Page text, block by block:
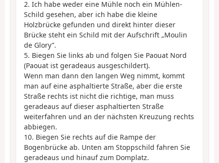
2. Ich habe weder eine Mühle noch ein Mühlen-
Schild gesehen, aber ich habe die kleine
Holzbrücke gefunden und direkt hinter dieser
Brücke steht ein Schild mit der Aufschrift „Moulin
de Glory”.
5. Biegen Sie links ab und folgen Sie Paouat Nord
(Paouat ist geradeaus ausgeschildert).
Wenn man dann den langen Weg nimmt, kommt
man auf eine asphaltierte Straße, aber die erste
Straße rechts ist nicht die richtige, man muss
geradeaus auf dieser asphaltierten Straße
weiterfahren und an der nächsten Kreuzung rechts
abbiegen.
10. Biegen Sie rechts auf die Rampe der
Bogenbrücke ab. Unten am Stoppschild fahren Sie
geradeaus und hinauf zum Domplatz.